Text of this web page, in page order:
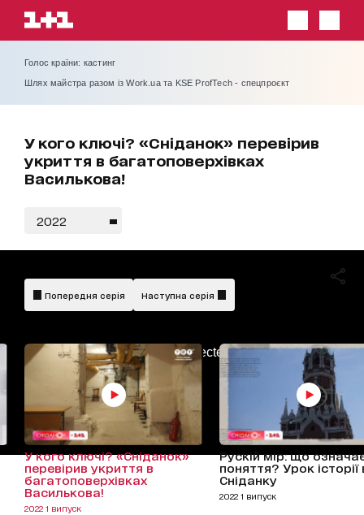
Голос країни: кастинг
Шлях майстра разом із Work.ua та KSE ProfTech - спецпроєкт
У кого ключі? «Сніданок» перевірив
укриття в багатоповерхівках
Василькова!
2022
AdBlockDetected!
Попередня серія Наступна серія
У кого ключі? «Сніданок»
перевірив укриття в
багатоповерхівках
Василькова!
2022 1 випуск
Рускій мір: що
поняття? Урок історії
Сніданку
2022 1 випуск